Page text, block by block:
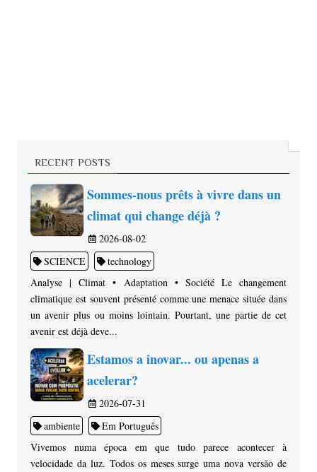
RECENT POSTS
Sommes-nous prêts à vivre dans un
climat qui change déjà ?
2026-08-02
SCIENCE
technology
Analyse | Climat • Adaptation • Société Le changement
climatique est souvent présenté comme une menace située dans
un avenir plus ou moins lointain. Pourtant, une partie de cet
avenir est déjà deve...
Estamos a inovar... ou apenas a
acelerar?
2026-07-31
ambiente
Em Português
Vivemos numa época em que tudo parece acontecer à
velocidade da luz. Todos os meses surge uma nova versão de